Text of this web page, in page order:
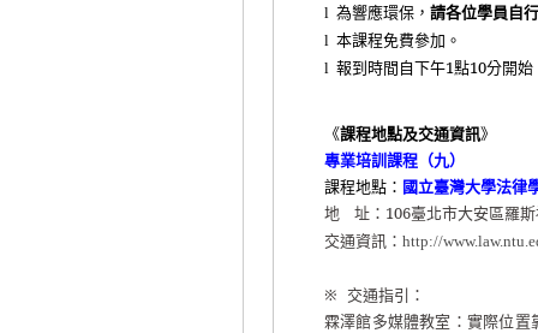
l 為響應環保， 請各位學員自
l 本課程免費參加。
l 報到時間自下午1點10分開始
《課程地點及交通資訊》
專業培訓課程（九）
課程地點： 國立臺灣大學法律
地
址： 106臺北市大安區羅
交通資訊： http://
※ 交通指引：
霖澤館多媒體教室： 實際位置